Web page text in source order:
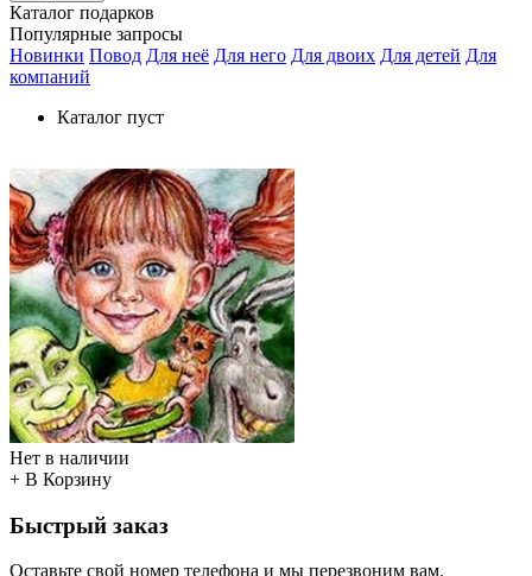
Каталог подарков
Популярные запросы
Новинки Повод Для неё Для него Для двоих Для детей Для
компаний
Каталог пуст
Нет в наличии
+ В Корзину
Быстрый заказ
Оставьте свой номер телефона и мы перезвоним вам.